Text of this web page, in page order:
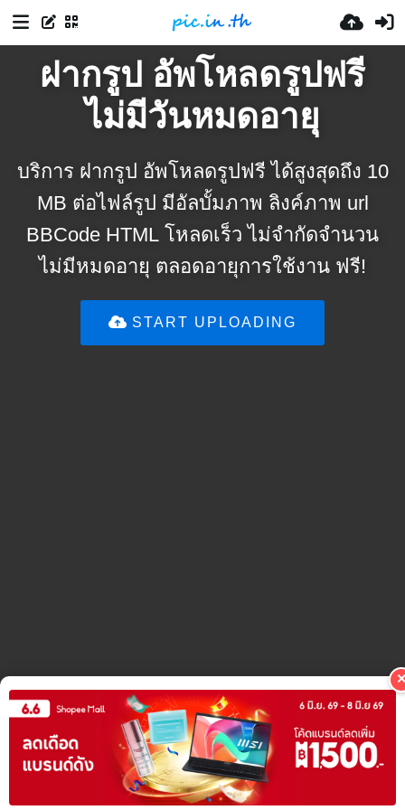
ฝากรูป อัพโหลดรูปฟรี
ไม่มีวันหมดอายุ
บริการ ฝากรูป อัพโหลดรูปฟรี ได้สูงสุดถึง 10
MB ต่อไฟล์รูป มีอัลบั้มภาพ ลิงค์ภาพ url
BBCode HTML โหลดเร็ว ไม่จำกัดจำนวน
ไม่มีหมดอายุ ตลอดอายุการใช้งาน ฟรี!
START UPLOADING